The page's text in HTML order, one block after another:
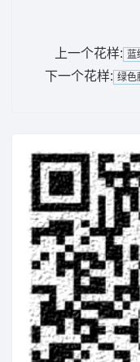
上一个花样: 蓝
下一个花样: 绿色